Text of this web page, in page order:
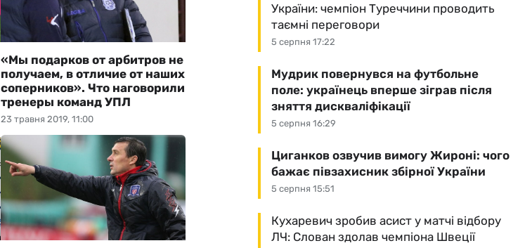
23 травня 2019, 11:00
«Мы подарков от арбитров не
получаем, в отличие от наших
соперников». Что наговорили
тренеры команд УПЛ
5 серпня 17:22
України: чемпіон Туреччини проводить
таємні переговори
5 серпня 16:29
Мудрик повернувся на футбольне
поле: українець вперше зіграв після
зняття дискваліфікації
5 серпня 15:51
Циганков озвучив вимогу Жироні: чого
бажає півзахисник збірної України
Кухаревич зробив асист у матчі відбору
ЛЧ: Слован здолав чемпіона Швеції